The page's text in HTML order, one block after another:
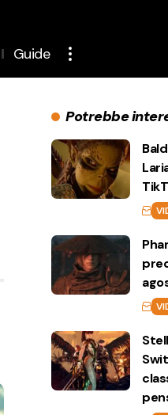
Guide
Potrebbe